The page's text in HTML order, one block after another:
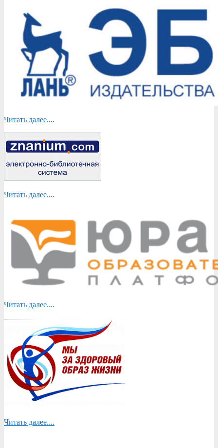
Читать далее....
Читать далее....
Читать далее....
Читать далее....